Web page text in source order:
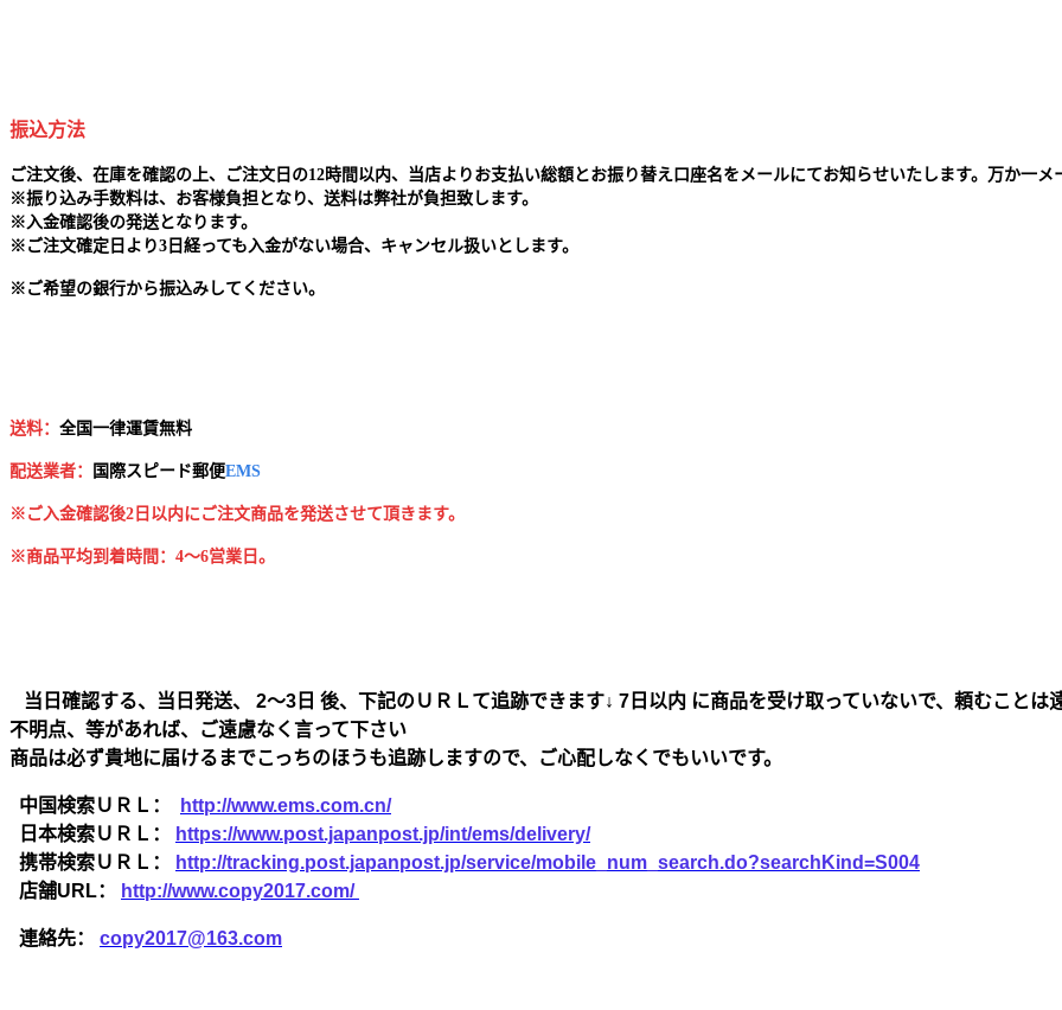
振込方法
ご注文後、在庫を確認の上、ご注文日の12時間以内、当店よりお支払い総額とお振り替え口座名をメールにてお知らせいたします。万か一メ
※振り込み手数料は、お客様負担となり、送料は弊社が負担致します。
※ 入金確認後の発送となります。
※ ご注文確定日より3日経っても入金がない場合、キャンセル扱いとします。
※ ご希望の銀行から振込みしてください。
送料： 全国一律運賃無料
配送業者： 国 際スピード郵便EMS
※ご入金確認後2日以内にご注文商品を発送させて頂きます。
※商品平均到着時間：4～6営業日。
当日確認する、当日発送、 2～3日 後、下記のＵＲＬて追跡できます↓ 7日以内 に商品を受け取っていないで、頼むこと
不明点、等があれば、ご遠慮なく言って下さい
商品は必ず貴地に届けるまでこっちのほうも追跡しますので、ご心配しなくでもいいです。
中国検索ＵＲＬ：
http://www.ems.com.cn/
日本検索ＵＲＬ：
https://www.post.japanpost.jp/int/ems/delivery/
携帯検索ＵＲＬ：
http://tracking.post.japanpost.jp/service/mobile_num_search.do?searchKind=S004
店舗URL：
http://www.copy2017.com/
連絡先： copy2017@163.com